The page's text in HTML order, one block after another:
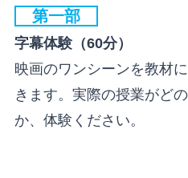
第一部
字幕体験（60分）
映画のワンシーンを教材
きます。実際の授業がど
か、体験ください。